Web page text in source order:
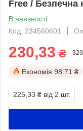
Free / Безпечна
В наявності
Код: 234560601
230,33 ₴
Економія 98.71 ₴
225,33 ₴ від 2 шт.